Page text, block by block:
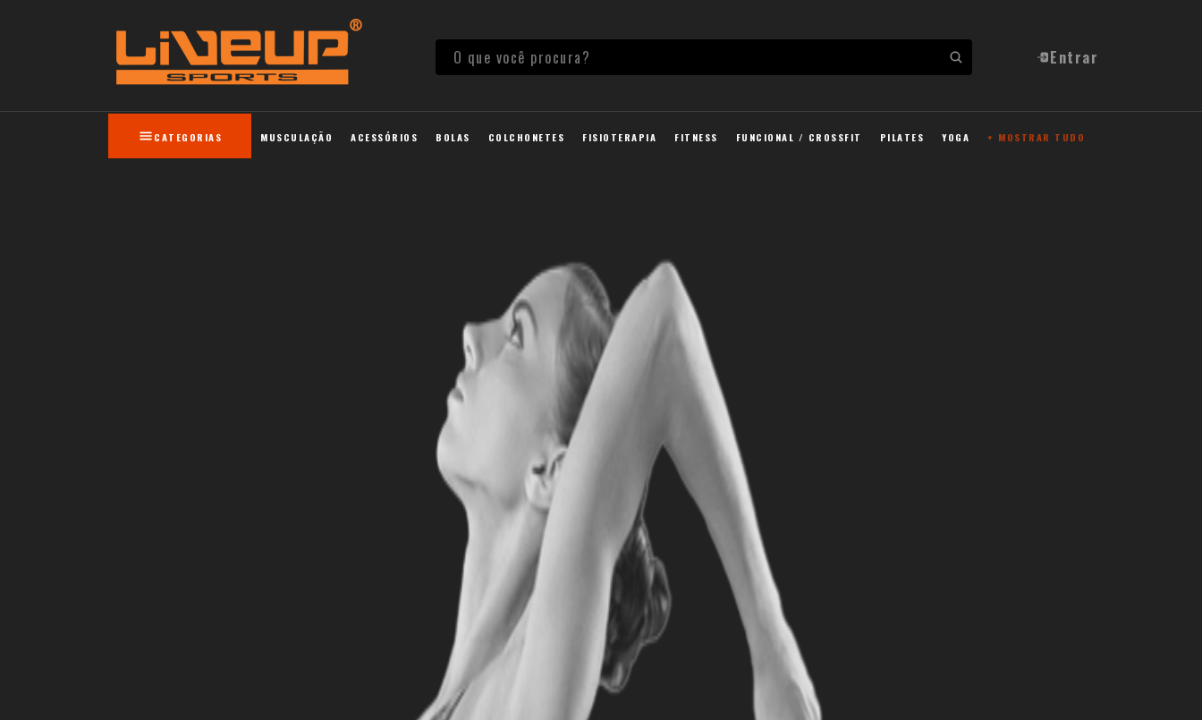
Entrar
CATEGORIAS MUSCULAÇÃO ACESSÓRIOS BOLAS COLCHONETES FISIOTERAPIA FITNESS FUNCIONAL / CROSSFIT PILATES YOGA + MOSTRAR TUDO